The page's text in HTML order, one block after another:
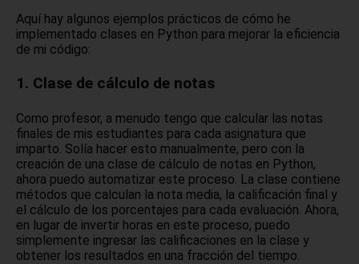
Aquí hay algunos ejemplos prácticos de cómo he
implementado clases en Python para mejorar la eficiencia
de mi código:
1. Clase de cálculo de notas
Como profesor, a menudo tengo que calcular las notas
finales de mis estudiantes para cada asignatura que
imparto. Solía hacer esto manualmente, pero con la
creación de una clase de cálculo de notas en Python,
ahora puedo automatizar este proceso. La clase contiene
métodos que calculan la nota media, la calificación final y
el cálculo de los porcentajes para cada evaluación. Ahora,
en lugar de invertir horas en este proceso, puedo
simplemente ingresar las calificaciones en la clase y
obtener los resultados en una fracción del tiempo.